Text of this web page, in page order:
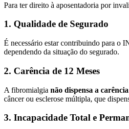
Para ter direito à aposentadoria por
1. Qualidade de Segurado
É necessário estar contribuindo para o
dependendo da situação do segurado.
2. Carência de 12 Meses
A fibromialgia não dispensa a carência
câncer ou esclerose múltipla, que
3. Incapacidade Total e